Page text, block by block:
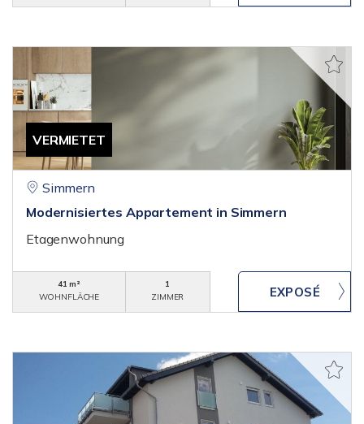
VERMIETET
Simmern
Modernisiertes Appartement in Simmern
Etagenwohnung
41 m²
WOHNFLÄCHE
1
ZIMMER